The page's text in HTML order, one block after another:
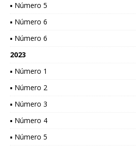
▪ Número 5
▪ Número 6
▪ Número 6
2023
▪ Número 1
▪ Número 2
▪ Número 3
▪ Número 4
▪ Número 5